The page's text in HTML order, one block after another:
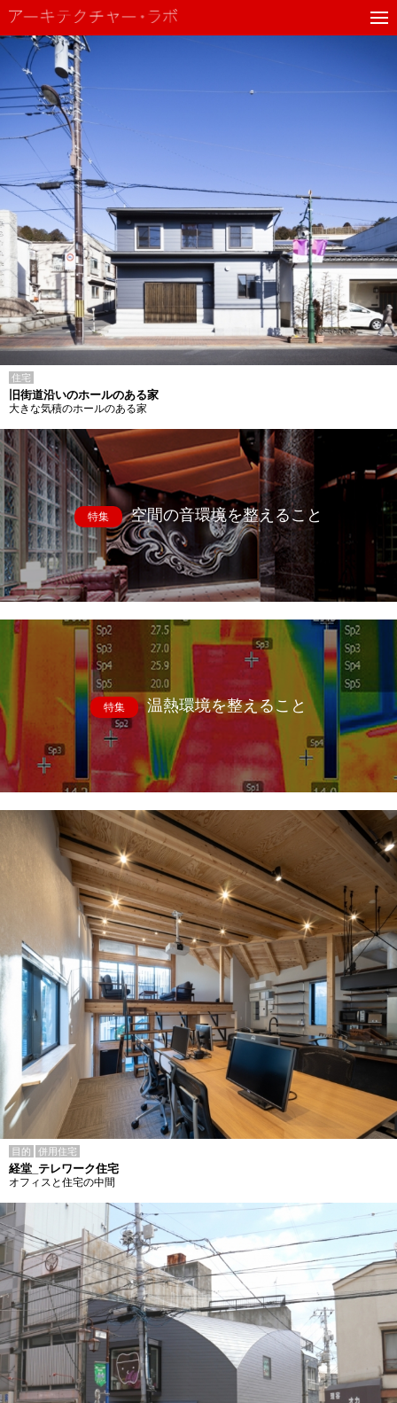
住宅
旧街道沿いのホールのある家
大きな気積のホールのある家
特集 空間の音環境を整えること
特集 温熱環境を整えること
目的 併用住宅
経堂_テレワーク住宅
オフィスと住宅の中間